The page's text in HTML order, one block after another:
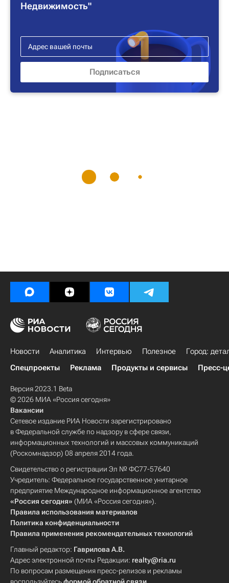
Недвижимость"
Новости Аналитика Интервью Полезное
Город:
Спецпроекты
Реклама Продукты и сервисы Пресс-
Версия 2023.1 Beta
© 2026 МИА «Россия сегодня»
Вакансии
Сетевое издание РИА Новости зарегистрировано
в Федеральной службе по надзору в сфере связи,
информационных технологий и массовых коммуникаций
(Роскомнадзор) 08 апреля 2014 года.
Свидетельство о регистрации Эл № ФС77-57640
Учредитель: Федеральное государственное унитарное
предприятие Международное информационное агентство
«Россия сегодня» (МИА «Россия сегодня»).
Правила использования материалов
Политика конфиденциальности
Правила применения рекомендательных технологий
Главный редактор: Гаврилова А.В.
Адрес электронной почты Редакции: realty@ria.ru
По вопросам размещения пресс-релизов и рекламы